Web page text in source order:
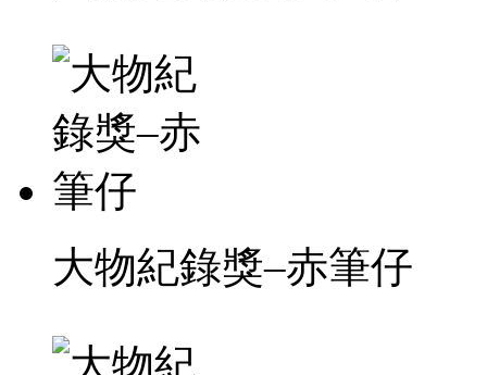
大物紀錄獎–赤筆仔